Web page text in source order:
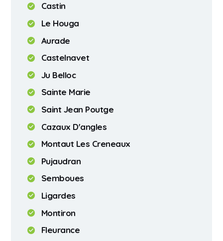
Castin
Le Houga
Aurade
Castelnavet
Ju Belloc
Sainte Marie
Saint Jean Poutge
Cazaux D'angles
Montaut Les Creneaux
Pujaudran
Semboues
Ligardes
Montiron
Fleurance